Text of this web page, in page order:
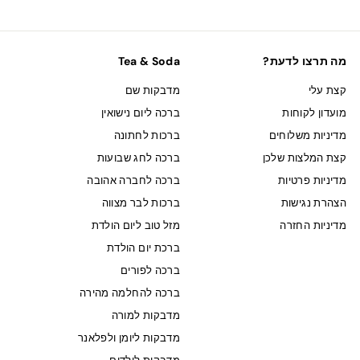
מה תרצו לדעת?
קצת עלי
מועדון לקוחות
מדיניות משלוחים
קצת המלצות שלכן
מדיניות פרטיות
הצהרת נגישות
מדיניות החזרה
Tea & Soda
מדבקות שם
ברכה ליום נישואין
ברכות לחתונה
ברכה לחג שבועות
ברכה לחברה אהובה
ברכות לבר מצווה
מזל טוב ליום הולדת
ברכת יום הולדת
ברכה לפורים
ברכה להחלמה מהירה
מדבקות למורה
מדבקות ליומן ולפלאנר